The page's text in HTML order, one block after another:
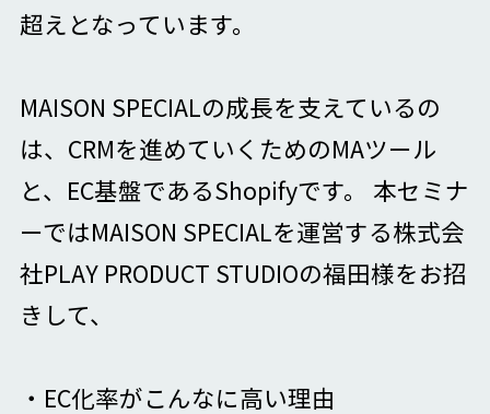
超えとなっています。
MAISON SPECIALの成長を支えているの
は、CRMを進めていくためのMAツール
と、EC基盤であるShopifyです。 本セミナ
ーではMAISON SPECIALを運営する株式会
社PLAY PRODUCT STUDIOの福田様をお招
きして、
・EC化率がこんなに高い理由